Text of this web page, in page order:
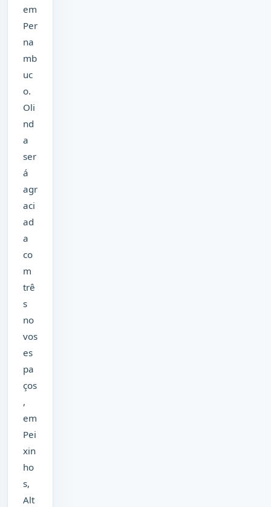
em
Per
na
mb
uc
o.
Oli
nd
a
ser
á
agr
aci
ad
a
co
m
trê
s
no
vos
es
pa
ços
,
em
Pei
xin
ho
s,
Alt